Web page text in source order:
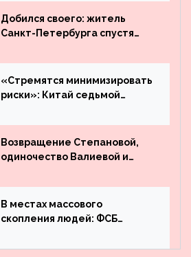
Добился своего: житель
Санкт-Петербурга спустя
угнанную в Казахстан
машину
«Стремятся минимизировать
риски»: Китай седьмой
деньги из американского
госдолга
Возвращение Степановой,
одиночество Валиевой и
что обсуждают в мире
фигурного катания
В местах массового
скопления людей: ФСБ
террористов, планировавших